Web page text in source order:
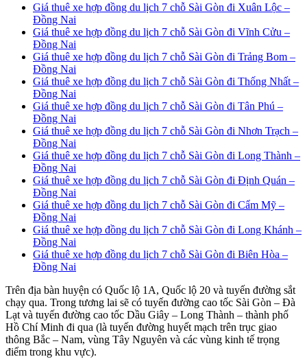
Giá thuê xe hợp đồng du lịch 7 chỗ Sài Gòn đi Xuân Lộc –
Đồng Nai
Giá thuê xe hợp đồng du lịch 7 chỗ Sài Gòn đi Vĩnh Cửu –
Đồng Nai
Giá thuê xe hợp đồng du lịch 7 chỗ Sài Gòn đi Trảng Bom –
Đồng Nai
Giá thuê xe hợp đồng du lịch 7 chỗ Sài Gòn đi Thống Nhất –
Đồng Nai
Giá thuê xe hợp đồng du lịch 7 chỗ Sài Gòn đi Tân Phú –
Đồng Nai
Giá thuê xe hợp đồng du lịch 7 chỗ Sài Gòn đi Nhơn Trạch –
Đồng Nai
Giá thuê xe hợp đồng du lịch 7 chỗ Sài Gòn đi Long Thành –
Đồng Nai
Giá thuê xe hợp đồng du lịch 7 chỗ Sài Gòn đi Định Quán –
Đồng Nai
Giá thuê xe hợp đồng du lịch 7 chỗ Sài Gòn đi Cẩm Mỹ –
Đồng Nai
Giá thuê xe hợp đồng du lịch 7 chỗ Sài Gòn đi Long Khánh –
Đồng Nai
Giá thuê xe hợp đồng du lịch 7 chỗ Sài Gòn đi Biên Hòa –
Đồng Nai
Trên địa bàn huyện có Quốc lộ 1A, Quốc lộ 20 và tuyến đường sắt
chạy qua. Trong tương lai sẽ có tuyến đường cao tốc Sài Gòn – Đà
Lạt và tuyến đường cao tốc Dầu Giây – Long Thành – thành phố
Hồ Chí Minh đi qua (là tuyến đường huyết mạch trên trục giao
thông Bắc – Nam, vùng Tây Nguyên và các vùng kinh tế trọng
điểm trong khu vực).